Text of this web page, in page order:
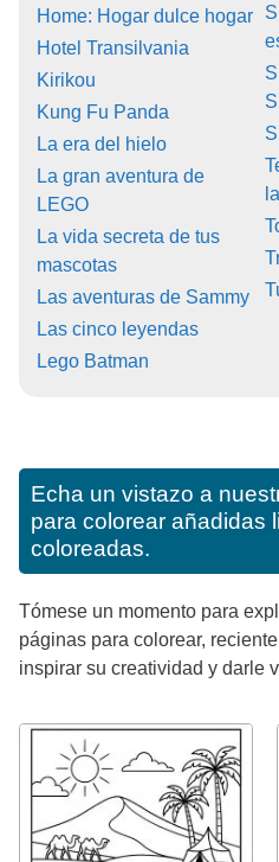
Home: Hogar dulce hogar
Hotel Transilvania
Kirikou
Kung Fu Panda
La era del hielo
La gran aventura de
LEGO
La vida secreta de tus
mascotas
Las aventuras de Sammy
Las cinco leyendas
Lego Batman
Echa un vistazo a
para colorear añadidas
coloreadas.
Tómese un momento para
páginas para colorear,
inspirar su creatividad y darle